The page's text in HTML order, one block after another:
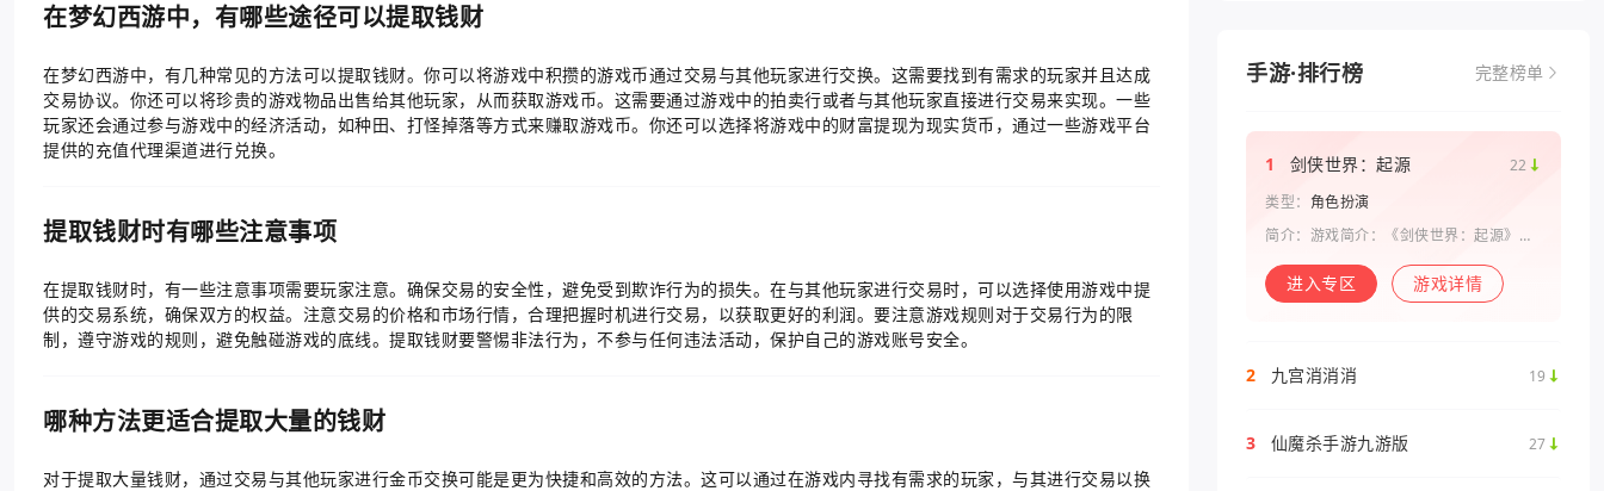
在梦幻西游中，有哪些途径可以提取钱财
在梦幻西游中，有几种常见的方法可以提取钱财。你可以将游戏中积攒的游戏币通过交易与其他玩家进行交换。这需要找到有需求的玩家并且达成
交易协议。你还可以将珍贵的游戏物品出售给其他玩家，从而获取游戏币。这需要通过游戏中的拍卖行或者与其他玩家直接进行交易来实现。一些
玩家还会通过参与游戏中的经济活动，如种田、打怪掉落等方式来赚取游戏币。你还可以选择将游戏中的财富提现为现实货币，通过一些游戏平台
提供的充值代理渠道进行兑换。
提取钱财时有哪些注意事项
在提取钱财时，有一些注意事项需要玩家注意。确保交易的安全性，避免受到欺诈行为的损失。在与其他玩家进行交易时，可以选择使用游戏中提
供的交易系统，确保双方的权益。注意交易的价格和市场行情，合理把握时机进行交易，以获取更好的利润。要注意游戏规则对于交易行为的限
制，遵守游戏的规则，避免触碰游戏的底线。提取钱财要警惕非法行为，不参与任何违法活动，保护自己的游戏账号安全。
哪种方法更适合提取大量的钱财
对于提取大量钱财，通过交易与其他玩家进行金币交换可能是更为快捷和高效的方法。这可以通过在游戏内寻找有需求的玩家，与其进行交易以换
手游·排行榜 完整榜单
1 剑侠世界：起源
22
类型： 角色扮演
简介：游戏简介：《剑侠世界：起源》是
系列手游。复刻《剑侠世界》端游玩法和
画面，还原“剑侠情缘”端游时代的特色设
进入专区 游戏详情
2 九宫消消消 19
3 仙魔杀手游九游版 27